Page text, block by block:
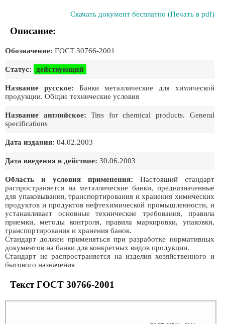
Скачать документ бесплатно (Печать в pdf)
Описание:
Обозначение: ГОСТ 30766-2001
Статус: действующий
Название русское: Банки металлические для химической
продукции. Общие технические условия
Название английское: Tins for chemical products. General
specifications
Дата издания: 04.02.2003
Дата введения в действие: 30.06.2003
Область и условия применения: Настоящий стандарт
распространяется на металлические банки, предназначенные
для упаковывания, транспортирования и хранения химических
продуктов и продуктов нефтехимической промышленности, и
устанавливает основные технические требования, правила
приемки, методы контроля, правила маркировки, упаковки,
транспортирования и хранения банок.
Стандарт должен применяться при разработке нормативных
документов на банки для конкретных видов продукции.
Стандарт не распространяется на изделия хозяйственного и
бытового назначения
Текст ГОСТ 30766-2001